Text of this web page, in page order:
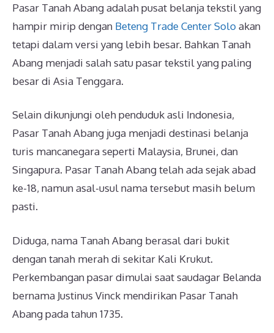
Pasar Tanah Abang adalah pusat belanja tekstil yang
hampir mirip dengan Beteng Trade Center Soloakan
tetapi dalam versi yang lebih besar. Bahkan Tanah
Abang menjadi salah satu pasar tekstil yang paling
besar di Asia Tenggara.
Selain dikunjungi oleh penduduk asli Indonesia,
Pasar Tanah Abang juga menjadi destinasi belanja
turis mancanegara seperti Malaysia, Brunei, dan
Singapura. Pasar Tanah Abang telah ada sejak abad
ke-18, namun asal-usul nama tersebut masih belum
pasti.
Diduga, nama Tanah Abang berasal dari bukit
dengan tanah merah di sekitar Kali Krukut.
Perkembangan pasar dimulai saat saudagar Belanda
bernama Justinus Vinck mendirikan Pasar Tanah
Abang pada tahun 1735.